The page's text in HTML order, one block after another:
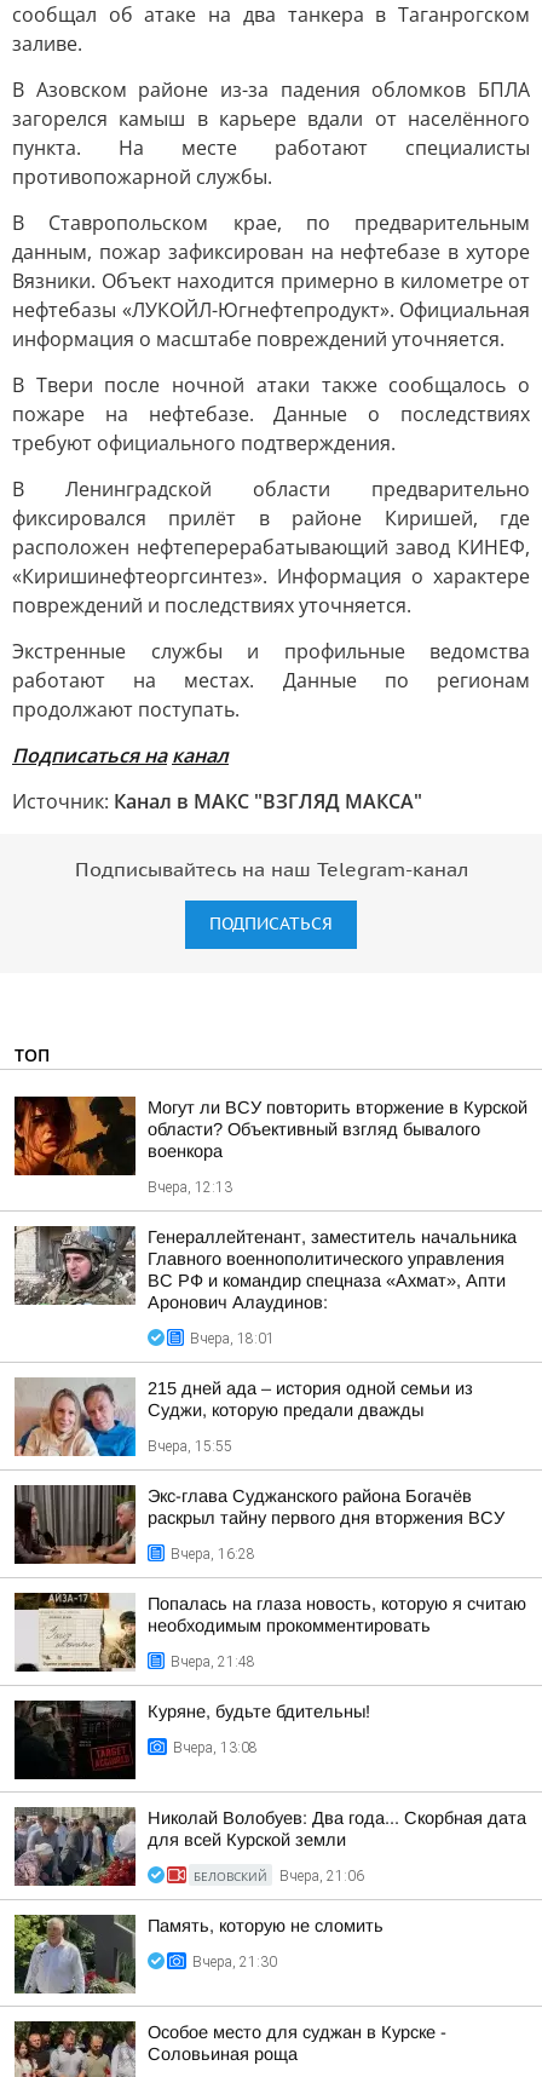
сообщал об атаке на два танкера в Таганрогском
заливе.
В Азовском районе из-за падения обломков БПЛА
загорелся камыш в карьере вдали от населённого
пункта. На месте работают специалисты
противопожарной службы.
В Ставропольском крае, по предварительным
данным, пожар зафиксирован на нефтебазе в хуторе
Вязники. Объект находится примерно в километре от
нефтебазы «ЛУКОЙЛ-Югнефтепродукт». Официальная
информация о масштабе повреждений уточняется.
В Твери после ночной атаки также сообщалось о
пожаре на нефтебазе. Данные о последствиях
требуют официального подтверждения.
В Ленинградской области предварительно
фиксировался прилёт в районе Киришей, где
расположен нефтеперерабатывающий завод КИНЕФ,
«Киришинефтеоргсинтез». Информация о характере
повреждений и последствиях уточняется.
Экстренные службы и профильные ведомства
работают на местах. Данные по регионам
продолжают поступать.
Подписаться на канал
Источник: Канал в МАКС "ВЗГЛЯД МАКСА"
Подписывайтесь на наш Telegram-канал
ПОДПИСАТЬСЯ
ТОП
Могут ли ВСУ повторить вторжение в Курской
области? Объективный взгляд бывалого
военкора
Вчера, 12:13
Генераллейтенант, заместитель начальника
Главного военнополитического управления
ВС РФ и командир спецназа «Ахмат», Апти
Аронович Алаудинов:
Вчера, 18:01
215 дней ада – история одной семьи из
Суджи, которую предали дважды
Вчера, 15:55
Экс-глава Суджанского района Богачёв
раскрыл тайну первого дня вторжения ВСУ
Вчера, 16:28
Попалась на глаза новость, которую я считаю
необходимым прокомментировать
Вчера, 21:48
Куряне, будьте бдительны!
Вчера, 13:08
Николай Волобуев: Два года... Скорбная дата
для всей Курской земли
БЕЛОВСКИЙ Вчера, 21:06
Память, которую не сломить
Вчера, 21:30
Особое место для суджан в Курске -
Соловьиная роща